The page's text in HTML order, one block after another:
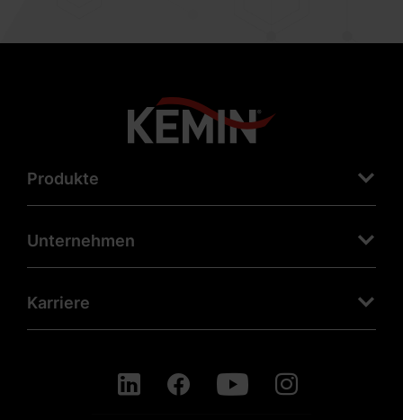
Produkte
Unternehmen
Karriere